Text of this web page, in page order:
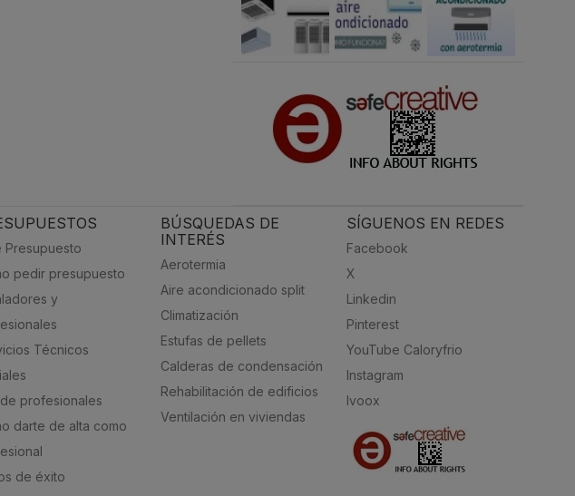
Presupuesto
pedir presupuesto
y
Técnicos
profesionales
darte de alta como
de éxito
BÚSQUEDAS DE
INTERÉS
Aerotermia
Aire acondicionado split
Climatización
Estufas de pellets
Calderas de condensación
Rehabilitación de edificios
Ventilación en viviendas
SÍGUENOS EN REDES
Facebook
X
Linkedin
Pinterest
YouTube Caloryfrio
Instagram
Ivoox